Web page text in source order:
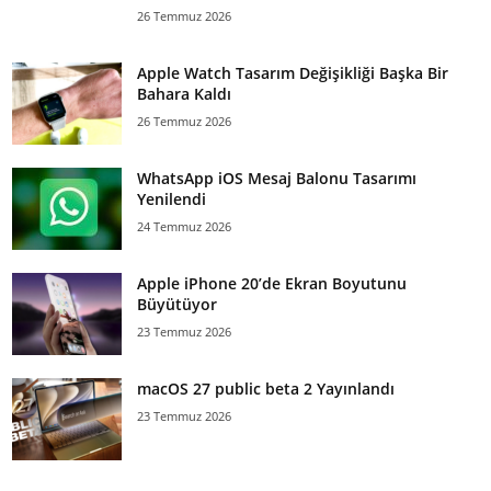
26 Temmuz 2026
Apple Watch Tasarım Değişikliği Başka Bir
Bahara Kaldı
26 Temmuz 2026
WhatsApp iOS Mesaj Balonu Tasarımı
Yenilendi
24 Temmuz 2026
Apple iPhone 20’de Ekran Boyutunu
Büyütüyor
23 Temmuz 2026
macOS 27 public beta 2 Yayınlandı
23 Temmuz 2026